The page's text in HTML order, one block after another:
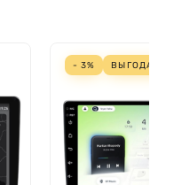
- 3% ВЫГОДА